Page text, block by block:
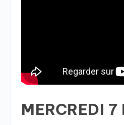
MERCREDI 7